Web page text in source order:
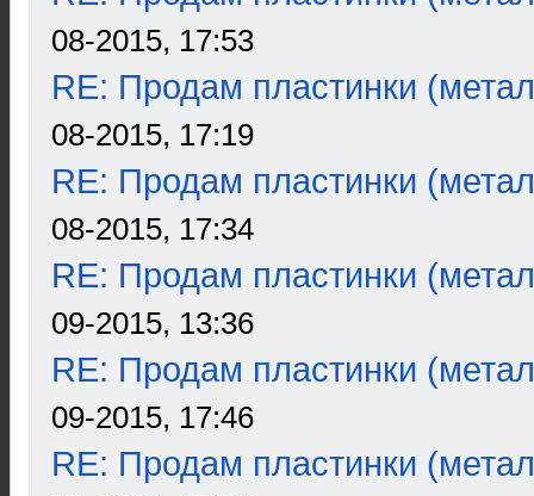
08-2015, 17:53
RE: Продам пластинки
08-2015, 17:19
RE: Продам пластинки
08-2015, 17:34
RE: Продам пластинки
09-2015, 13:36
RE: Продам пластинки
09-2015, 17:46
RE: Продам пластинки